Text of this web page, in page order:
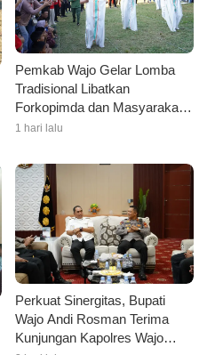
Pemkab Wajo Gelar Lomba
Tradisional Libatkan
Forkopimda dan Masyarakat,
dalam Rangka HUT RI Ke 81
1 hari lalu
Perkuat Sinergitas, Bupati
Wajo Andi Rosman Terima
Kunjungan Kapolres Wajo